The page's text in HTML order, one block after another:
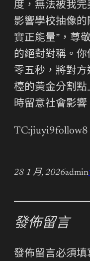
度，無法被我
影響學校抽像的
實正能量”，尊
的絕對對稱。
零五秒，將對
檯的黃金分割
時留意社會影響
TC:jiuyi9follow8
28 1 月, 2026admin
發佈留言
發佈留言必須